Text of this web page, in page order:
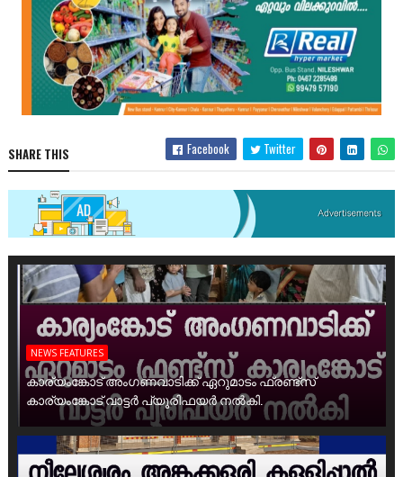
SHARE THIS Facebook Twitter
NEWS FEATURES
കാര്യംങ്കോട് അംഗണവാടിക്ക് ഏറുമാടം ഫ്രണ്ട്സ്
കാര്യംങ്കോട് വാട്ടർ പ്യൂരിഫയർ നൽകി.